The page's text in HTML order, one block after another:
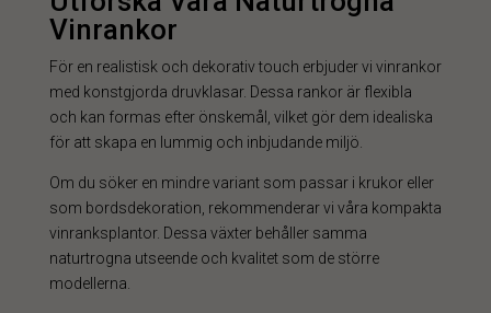
Vinrankor
För en realistisk och dekorativ touch erbjuder vi vinrankor
med konstgjorda druvklasar. Dessa rankor är flexibla
och kan formas efter önskemål, vilket gör dem idealiska
för att skapa en lummig och inbjudande miljö.
Om du söker en mindre variant som passar i krukor eller
som bordsdekoration, rekommenderar vi våra kompakta
vinranksplantor. Dessa växter behåller samma
naturtrogna utseende och kvalitet som de större
modellerna.